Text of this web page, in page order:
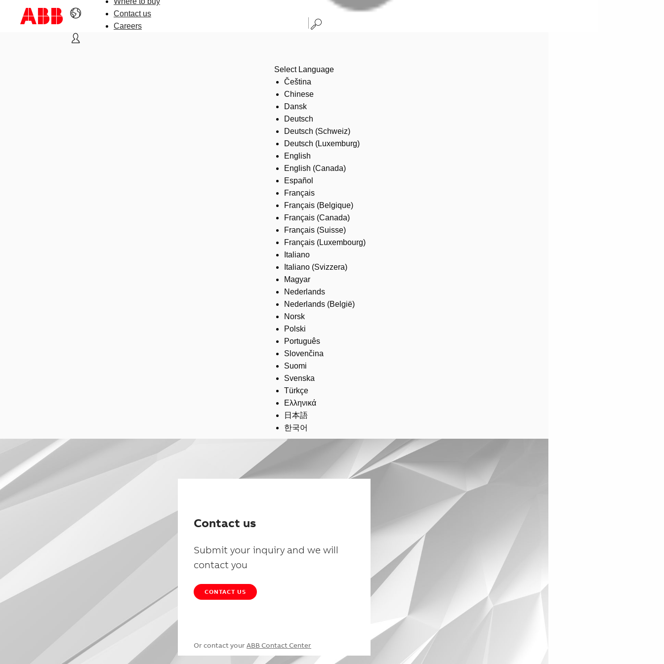
Contact us
Careers
Select Language
Čeština
Chinese
Dansk
Deutsch
Deutsch (Schweiz)
Deutsch (Luxemburg)
English
English (Canada)
Español
Français
Français (Belgique)
Français (Canada)
Français (Suisse)
Français (Luxembourg)
Italiano
Italiano (Svizzera)
Magyar
Nederlands
Nederlands (België)
Norsk
Polski
Português
Slovenčina
Suomi
Svenska
Türkçe
Ελληνικά
日本語
한국어
Contact us
Submit your inquiry and we will
contact you
CONTACT US
Or contact your ABB Contact Center